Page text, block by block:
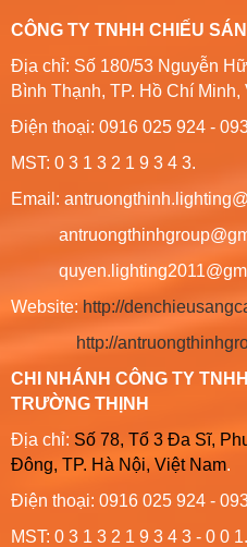
CÔNG TY TNHH CHIẾU
Địa chỉ: Số 180/53 Nguyễn
Bình Thạnh, TP. Hồ Chí Minh,
Điện thoại: 0916 025 924 -
MST: 0 3 1 3 2 1 9 3 4 3.
Email:
Website: http://
http://
CHI NHÁNH CÔNG TY
TRƯỜNG THỊNH
Địa chỉ: Số 78, Tổ 3 Đa Sĩ,
Đông, TP. Hà Nội, Việt Nam.
Điện thoại: 0916 025 924 -
MST: 0 3 1 3 2 1 9 3 4 3 - 0 0 1.